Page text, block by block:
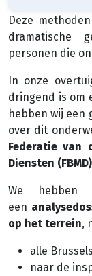
Deze
dramatische
personen die
In onze
dringend is om
hebben wij een
over dit
Federatie van
Diensten
We hebben
een
op het terrein,
alle
naar de